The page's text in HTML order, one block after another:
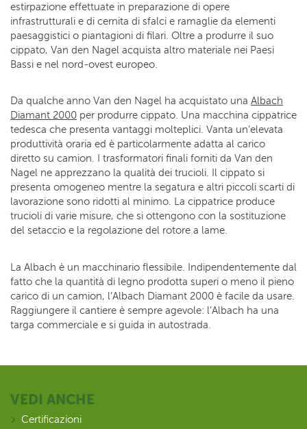
estirpazione effettuate in preparazione di opere
infrastrutturali e di cernita di sfalci e ramaglie da elementi
paesaggistici o piantagioni di filari. Oltre a produrre il suo
cippato, Van den Nagel acquista altro materiale nei Paesi
Bassi e nel nord-ovest europeo.
Da qualche anno Van den Nagel ha acquistato una Albach
Diamant 2000 per produrre cippato. Una macchina cippatrice
tedesca che presenta vantaggi molteplici. Vanta un’elevata
produttività oraria ed è particolarmente adatta al carico
diretto su camion. I trasformatori finali forniti da Van den
Nagel ne apprezzano la qualità dei trucioli. Il cippato si
presenta omogeneo mentre la segatura e altri piccoli scarti di
lavorazione sono ridotti al minimo. La cippatrice produce
trucioli di varie misure, che si ottengono con la sostituzione
del setaccio e la regolazione del rotore a lame.
La Albach è un macchinario flessibile. Indipendentemente dal
fatto che la quantità di legno prodotta superi o meno il pieno
carico di un camion, l’Albach Diamant 2000 è facile da usare.
Raggiungere il cantiere è sempre agevole: l’Albach ha una
targa commerciale e si guida in autostrada.
VEDI ANCHE
Certificazioni